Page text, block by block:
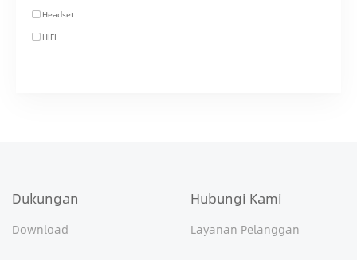
Headset
HIFI
Dukungan
Download
Hubungi Kami
Layanan Pelanggan